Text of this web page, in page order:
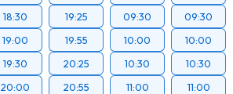
18:30
19:00
19:30
20:00
19:25
19:55
20:25
20:55
09:30
10:00
10:30
11:00
09:30
10:00
10:30
11:00